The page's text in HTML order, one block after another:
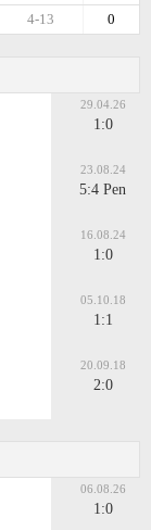
0
4-13
29.04.26
1:0
23.08.24
5:4 Pen
16.08.24
1:0
05.10.18
1:1
20.09.18
2:0
06.08.26
1:0